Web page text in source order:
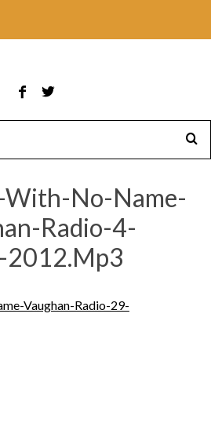
With-No-Name-
Radio-4-
2012.mp3
Vaughan-Radio-29-